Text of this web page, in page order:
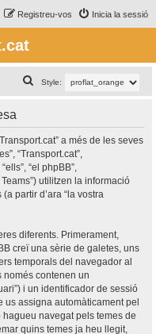
Inicia la sessió
Registreu-vos
Style:
e
c
a
a més de les seves
“Transport.cat”,
“el phpBB”,
Teams”) utilitzen la informació
partir d’ara “la vostra
diferents. Primerament,
creï una sèrie de galetes, uns
temporals del navegador al
només contenen un
i un identificador de sessió
us assigna automàticament pel
navegat pels temes de
quins temes ja heu llegit,